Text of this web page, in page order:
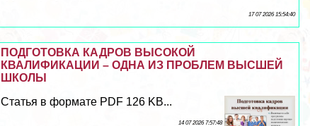
17 07 2026 15:54:40
ПОДГОТОВКА КАДРОВ ВЫСОКОЙ
КВАЛИФИКАЦИИ – ОДНА ИЗ ПРОБЛЕМ ВЫСШЕЙ
ШКОЛЫ
Статья в формате PDF 126 KB...
14 07 2026 7:57:48